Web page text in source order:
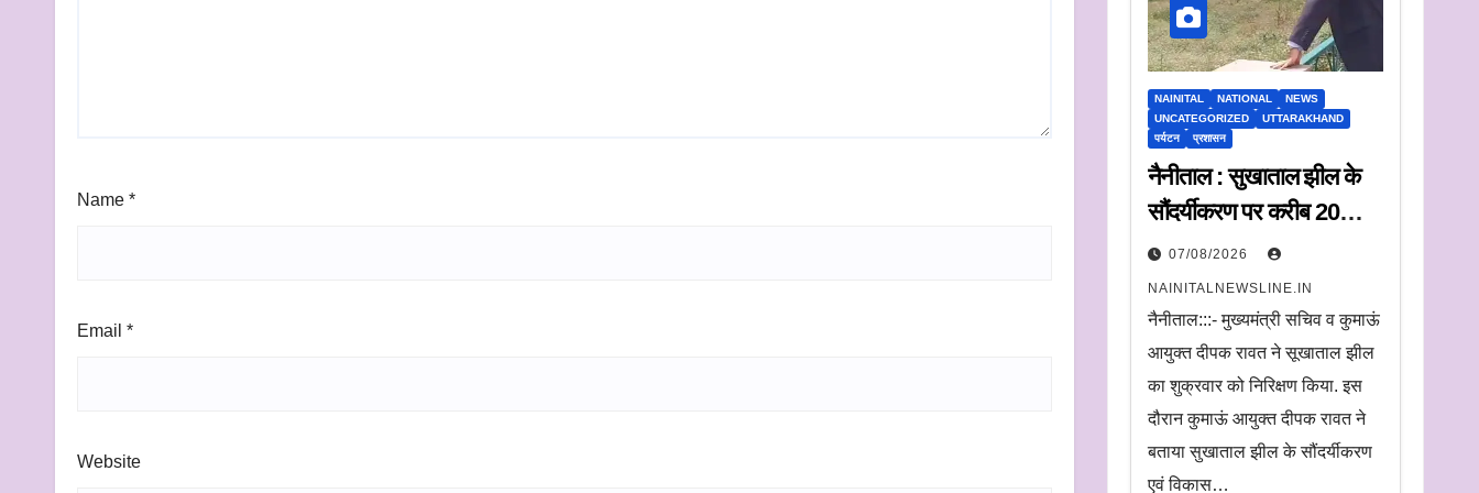
Name *
Email *
Website
NAINITAL NATIONAL
NEWS
UNCATEGORIZED
UTTARAKHAND
पर्यटन
प्रशासन
नैनीताल : सुखाताल झील के
सौंदर्यीकरण पर करीब 20
करोड़ रुपये खर्च, संचालन के
लिए संस्था का चयन जल्द
07/08/2026
NAINITALNEWSLINE.IN
नैनीताल:::- मुख्यमंत्री सचिव व कुमाऊं
आयुक्त दीपक रावत ने सूखाताल झील
का शुक्रवार को निरिक्षण किया. इस
दौरान कुमाऊं आयुक्त दीपक रावत ने
बताया सुखाताल झील के सौंदर्यीकरण
एवं विकास…